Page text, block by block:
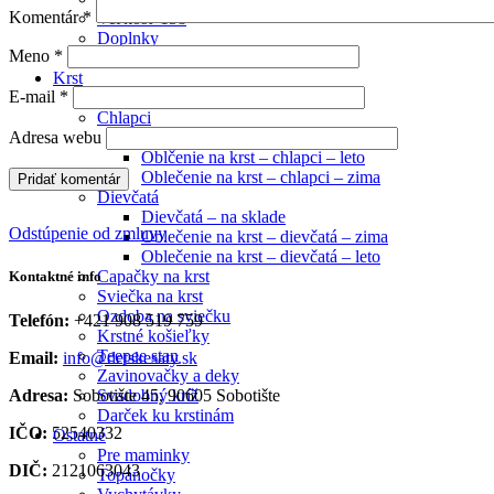
Veľkosť 158
Doplnky
Krst
Chlapci
Oblčenie na krst – chlapci – leto
Oblečenie na krst – chlapci – zima
Dievčatá
Dievčatá – na sklade
Oblečenie na krst – dievčatá – zima
Oblečenie na krst – dievčatá – leto
Capačky na krst
Sviečka na krst
Ozdoba na sviečku
Krstné košieľky
Teepee stan
Zavinovačky a deky
Svadobný kríž
Darček ku krstinám
Ostatné
Pre maminky
Topánočky
Komentár*
Meno *
E-mail *
Adresa webu
Odstúpenie od zmluvy
Kontaktné info
Telefón: +421 908 519 759
Email: info@detskesaty.sk
Adresa: Sobotište 45, 90605 Sobotište
IČO: 52540332
DIČ: 2121063043